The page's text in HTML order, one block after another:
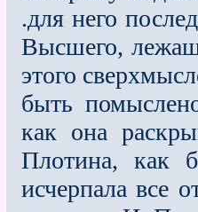
.для него
Высшего,
этого
быть
как она
Плотина, как
исчерпала все